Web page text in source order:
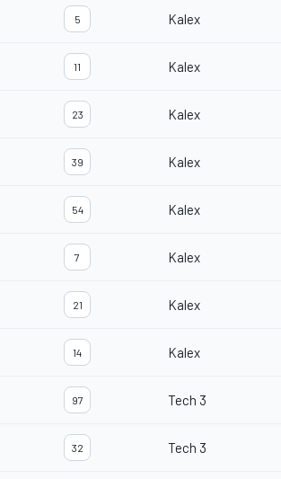
5 Kalex
11 Kalex
23 Kalex
39 Kalex
54 Kalex
7 Kalex
21 Kalex
14 Kalex
97 Tech 3
32 Tech 3